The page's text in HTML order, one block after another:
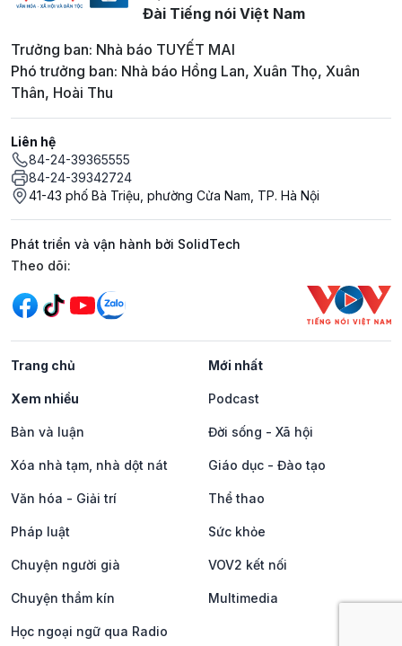
Đài Tiếng nói Việt Nam
Trưởng ban: Nhà báo TUYẾT MAI
Phó trưởng ban: Nhà báo Hồng Lan, Xuân Thọ, Xuân
Thân, Hoài Thu
Liên hệ
84-24-39365555
84-24-39342724
41-43 phố Bà Triệu, phường Cửa Nam, TP. Hà Nội
Phát triển và vận hành bởi SolidTech
Mạng xã hội
Theo dõi:
Trang chủ Mới nhất
Xem nhiều Podcast
Bàn và luận Đời sống - Xã hội
Xóa nhà tạm, nhà dột nát Giáo dục - Đào tạo
Văn hóa - Giải trí Thể thao
Pháp luật Sức khỏe
Chuyện người già VOV2 kết nối
Chuyện thầm kín Multimedia
Học ngoại ngữ qua Radio